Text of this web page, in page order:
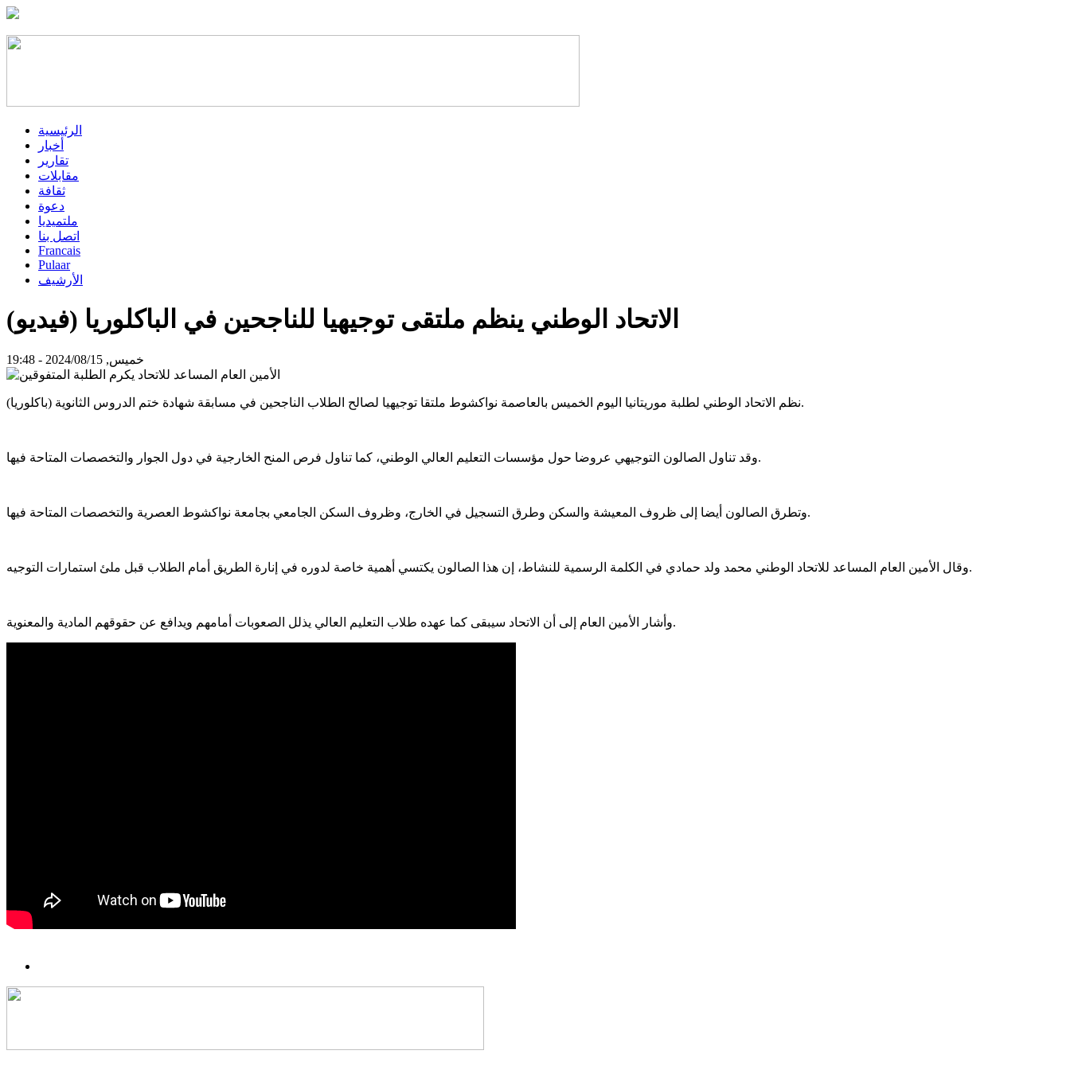
الرئيسية
أخبار
تقارير
مقابلات
ثقافة
دعوة
ملتميديا
اتصل بنا
Francais
Pulaar
الأرشيف
الاتحاد الوطني ينظم ملتقى توجيهيا للناجحين في الباكلوريا (فيديو)
خميس, 2024/08/15 - 19:48
نظم الاتحاد الوطني لطلبة موريتانيا اليوم الخميس بالعاصمة نواكشوط ملتقا توجيهيا لصالح الطلاب الناجحين في مسابقة شهادة ختم الدروس الثانوية (باكلوريا).
وقد تناول الصالون التوجيهي عروضا حول مؤسسات التعليم العالي الوطني، كما تناول فرص المنح الخارجية في دول الجوار والتخصصات المتاحة فيها.
وتطرق الصالون أيضا إلى ظروف المعيشة والسكن وطرق التسجيل في الخارج، وظروف السكن الجامعي بجامعة نواكشوط العصرية والتخصصات المتاحة فيها.
وقال الأمين العام المساعد للاتحاد الوطني محمد ولد حمادي في الكلمة الرسمية للنشاط، إن هذا الصالون يكتسي أهمية خاصة لدوره في إنارة الطريق أمام الطلاب قبل ملئ استمارات التوجيه.
وأشار الأمين العام إلى أن الاتحاد سيبقى كما عهده طلاب التعليم العالي يذلل الصعوبات أمامهم ويدافع عن حقوقهم المادية والمعنوية.